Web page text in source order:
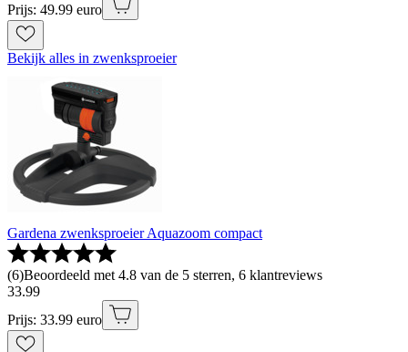
Prijs: 49.99 euro
Bekijk alles in zwenksproeier
Gardena zwenksproeier Aquazoom compact
(6)Beoordeeld met 4.8 van de 5 sterren, 6 klantreviews
33.99
Prijs: 33.99 euro